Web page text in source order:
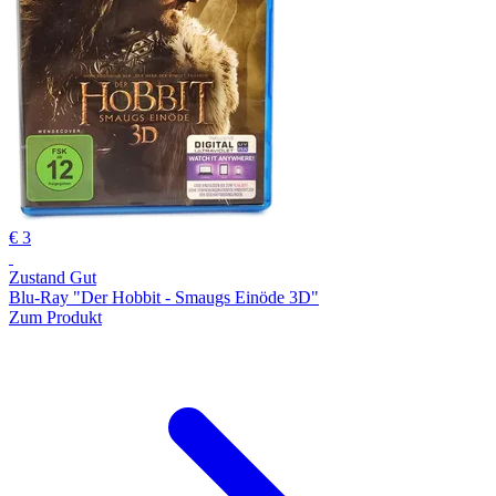
€ 3
Zustand Gut
Blu-Ray "Der Hobbit - Smaugs Einöde 3D"
Zum Produkt